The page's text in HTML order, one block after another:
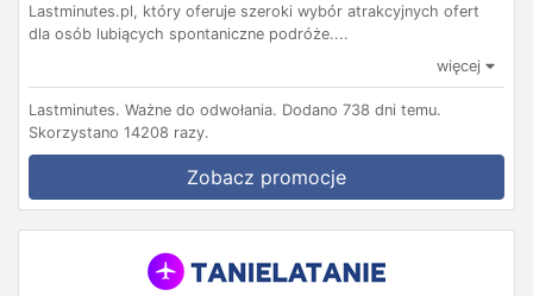
Lastminutes.pl, który oferuje szeroki wybór atrakcyjnych ofert
dla osób lubiących spontaniczne podróże....
więcej
Lastminutes. Ważne do odwołania. Dodano 738 dni temu.
Skorzystano 14208 razy.
Zobacz promocje